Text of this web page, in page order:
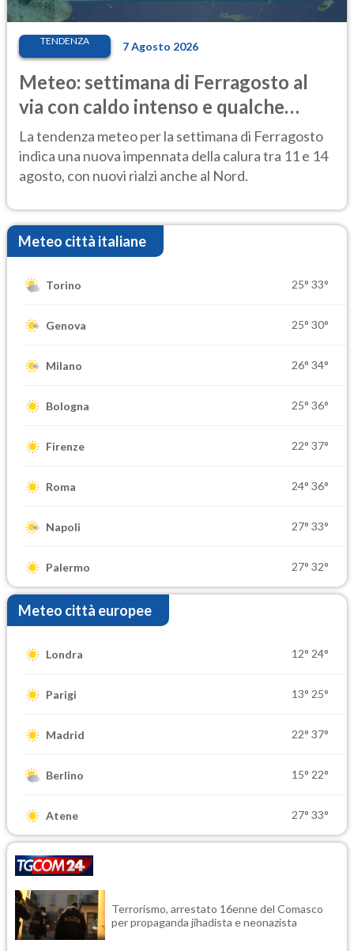
TENDENZA 7 Agosto 2026
Meteo: settimana di Ferragosto al
via con caldo intenso e qualche
temporale
La tendenza meteo per la settimana di Ferragosto
indica una nuova impennata della calura tra 11 e 14
agosto, con nuovi rialzi anche al Nord.
Meteo città italiane
Torino 25° 33°
Genova 25° 30°
Milano 26° 34°
Bologna 25° 36°
Firenze 22° 37°
Roma 24° 36°
Napoli 27° 33°
Palermo 27° 32°
Meteo città europee
Londra 12° 24°
Parigi 13° 25°
Madrid 22° 37°
Berlino 15° 22°
Atene 27° 33°
Terrorismo, arrestato 16enne del Comasco
per propaganda jihadista e neonazista